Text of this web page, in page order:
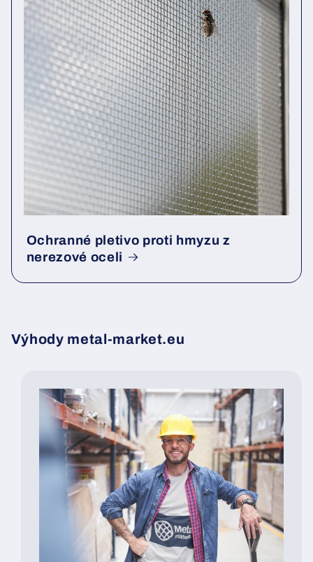
Ochranné pletivo proti hmyzu z
nerezové oceli
Výhody metal-market.eu